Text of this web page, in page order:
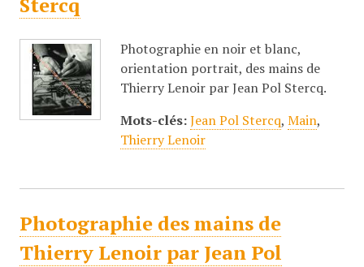
Photographie en noir et blanc,
orientation portrait, des mains de
Thierry Lenoir par Jean Pol Stercq.
Mots-clés: Jean Pol Stercq, Main,
Thierry Lenoir
Photographie des mains de
Thierry Lenoir par Jean Pol